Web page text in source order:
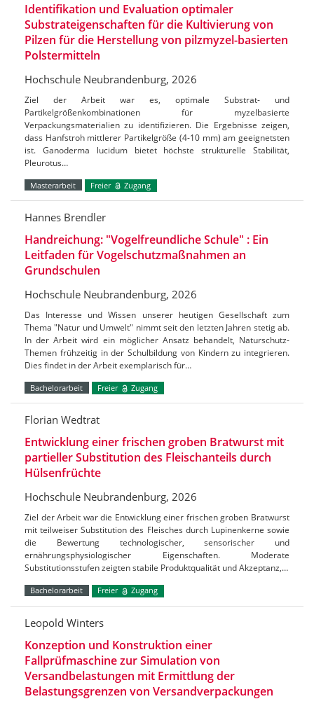
Identifikation und Evaluation optimaler
Substrateigenschaften für die Kultivierung von
Pilzen für die Herstellung von pilzmyzel-basierten
Polstermitteln
Hochschule Neubrandenburg, 2026
Ziel der Arbeit war es, optimale Substrat- und
Partikelgrößenkombinationen für myzelbasierte
Verpackungsmaterialien zu identifizieren. Die Ergebnisse zeigen,
dass Hanfstroh mittlerer Partikelgröße (4-10 mm) am geeignetsten
ist. Ganoderma lucidum bietet höchste strukturelle Stabilität,
Pleurotus…
Masterarbeit Freier Zugang
Hannes Brendler
Handreichung: "Vogelfreundliche Schule" : Ein
Leitfaden für Vogelschutzmaßnahmen an
Grundschulen
Hochschule Neubrandenburg, 2026
Das Interesse und Wissen unserer heutigen Gesellschaft zum
Thema "Natur und Umwelt" nimmt seit den letzten Jahren stetig ab.
In der Arbeit wird ein möglicher Ansatz behandelt, Naturschutz-
Themen frühzeitig in der Schulbildung von Kindern zu integrieren.
Dies findet in der Arbeit exemplarisch für…
Bachelorarbeit Freier Zugang
Florian Wedtrat
Entwicklung einer frischen groben Bratwurst mit
partieller Substitution des Fleischanteils durch
Hülsenfrüchte
Hochschule Neubrandenburg, 2026
Ziel der Arbeit war die Entwicklung einer frischen groben Bratwurst
mit teilweiser Substitution des Fleisches durch Lupinenkerne sowie
die Bewertung technologischer, sensorischer und
ernährungsphysiologischer Eigenschaften. Moderate
Substitutionsstufen zeigten stabile Produktqualität und Akzeptanz,…
Bachelorarbeit Freier Zugang
Leopold Winters
Konzeption und Konstruktion einer
Fallprüfmaschine zur Simulation von
Versandbelastungen mit Ermittlung der
Belastungsgrenzen von Versandverpackungen